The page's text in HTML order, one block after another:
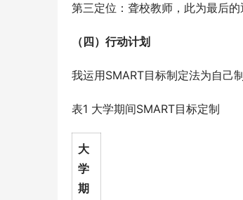
第三定位：聋校教师，此为最后
（四）行动计划
我运用SMART目标制定法为自己
表1 大学期间SMART目标定制
大
学
期